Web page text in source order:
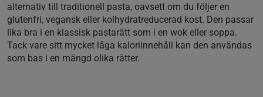
alternativ till traditionell pasta, oavsett om du följer en
glutenfri, vegansk eller kolhydratreducerad kost. Den passar
lika bra i en klassisk pastarätt som i en wok eller soppa.
Tack vare sitt mycket låga kaloriinnehåll kan den användas
som bas i en mängd olika rätter.